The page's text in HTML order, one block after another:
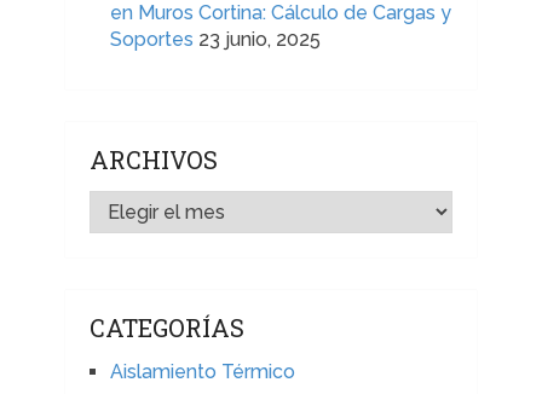
en Muros Cortina: Cálculo de Cargas y
Soportes 23 junio, 2025
ARCHIVOS
ARCHIVOS
CATEGORÍAS
Aislamiento Térmico